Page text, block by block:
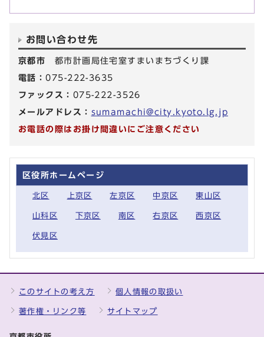
お問い合わせ先
京都市 都市計画局住宅室すまいまちづくり課
電話：075-222-3635
ファックス： 075-222-3526
メールアドレス： sumamachi@city.kyoto.lg.jp
お電話の際はお掛け間違いにご注意ください
区役所ホームページ
北区 上京区 左京区 中京区 東山区
山科区 下京区 南区 右京区 西京区
伏見区
このサイトの考え方 個人情報の取扱い
著作権・リンク等 サイトマップ